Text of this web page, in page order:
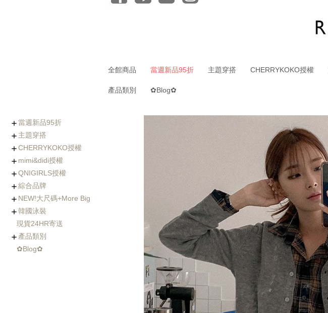
全館商品 當週新品95折 主題穿搭 CHERRYKOKO授權
產品類別 ✿Blog✿
當週新品95折
0806-0812新品
(8/5~8/12優惠95折)
0730-0805新品
0723-0729新品
0716-0722新品
0702-0708新品
主題穿搭
Chic x Slim｜逆天長腿
西裝褲特蒐
化身金秘書｜OL上衣穿
搭特輯
婚禮不失禮｜穿出好人
緣的優雅穿搭
小隻女專屬長褲｜再也
不用改褲長了！
徹底擊中他的心｜約會
穿搭必勝術
穿出時髦與優雅｜時尚
風衣特輯
寒流我不怕｜時髦保暖
外套特蒐
羊毛大衣
手工羊毛大衣
羽絨外套/鋪棉外套
毛衣外套
其它款式外套
海島假期必備｜渡假風
單品一次打包
棉花糖女孩の顯瘦絕招
Basic Wear｜365天天
都好搭！
穿過回不去的褲子
社團人氣款
Rachel's World直播間
名人推薦
人氣部落客Chiao推薦
年代新聞主播著用款
CHERRYKOKO授權
+ Made koko
+ Basic基礎內搭
+ Top上衣類
+ Outer外套類
+ Onepeice洋裝類
+ Skirt裙子類
+ Pants褲子類
+ Jeans單寧類
+ Acc配件類
+ Bag&Shoes包款&鞋
類
+ Summer Look
mimi&didi授權
+ Basic基礎內搭
+ Top上衣類
+ Outer外套類
+ Onepiece洋裝類
+ Skirt裙子類
+ Pants褲子類
+ Jeans單寧類
+ Acc配件類
+ Bag&Shoes包款&鞋
類
+ Homewear家居服飾
+ Summer Look
QNIGIRLS授權
+ QNIMADE
+ 155JEANS
+5cm加長版
+ Basic基礎內搭
+ Top上衣類
+ Outer外套類
+ Onepiece洋裝類
+ Skirt裙子類
+ Pants褲子類
+ Jeans單寧類
+ Acc配件類
+ Bags&Shoes包款&鞋
類
綜合品牌
+ Basic基礎內搭
+ Top上衣類
+ Outer外套類
+ Onepeice洋裝類
+ Skirt裙子類
+ Pants褲子類
+ Jeans單寧類
+ Bag&Shoes包款&鞋
類
+ Acc配件類
+ Summer Look
+ Fitnese Wear +
NEW!大尺碼+More Big
+ Top大尺碼上衣
+ Dress大尺碼洋裝
+ Ouetr大尺碼外套
+ Bottom大尺碼下身
韓國泳裝
連身泳裝
兩件式比基尼
三&四件式比基尼
大尺碼泳衣
防曬衣rash guard
玩水配件
現貨24HR寄送
產品類別
Basic基礎內搭
Top上衣類
Outer外套類
Skirt裙類
Pants褲類
Onepiece洋裝類
Acc配件類
Shoes鞋類
Bag包類
Homewear家居服飾
FitnessWear
✿Blog✿